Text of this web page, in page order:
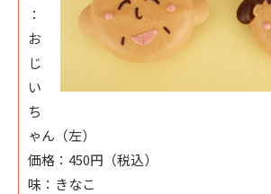
：
お
じ
い
ち
ゃん（左）
価格：450円（税込）
味：きなこ